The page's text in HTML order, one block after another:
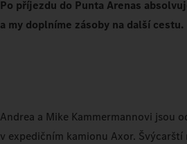
Po příjezdu do Punta Arenas
a my doplníme zásoby na další cestu.
Andrea a Mike Kammermannovi jsou
v expedičním kamionu Axor.